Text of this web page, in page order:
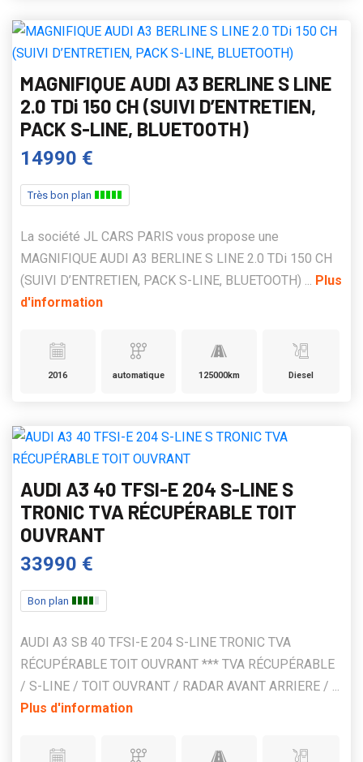
MAGNIFIQUE AUDI A3 BERLINE S LINE
2.0 TDi 150 CH (SUIVI D’ENTRETIEN,
PACK S-LINE, BLUETOOTH)
14990 €
Très bon plan
La société JL CARS PARIS vous propose une
MAGNIFIQUE AUDI A3 BERLINE S LINE 2.0 TDi 150 CH
(SUIVI D’ENTRETIEN, PACK S-LINE, BLUETOOTH) ... Plus
d'information
2016 automatique 125000km Diesel
AUDI A3 40 TFSI-E 204 S-LINE S
TRONIC TVA RÉCUPÉRABLE TOIT
OUVRANT
33990 €
Bon plan
AUDI A3 SB 40 TFSI-E 204 S-LINE TRONIC TVA
RÉCUPÉRABLE TOIT OUVRANT *** TVA RÉCUPÉRABLE
/ S-LINE / TOIT OUVRANT / RADAR AVANT ARRIERE / ...
Plus d'information